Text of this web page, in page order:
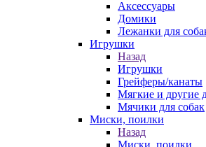
Аксессуары
Домики
Лежанки для
Игрушки
Назад
Игрушки
Грейферы/канаты
Мягкие и другие
Мячики для собак
Миски, поилки
Назад
Миски, поилки